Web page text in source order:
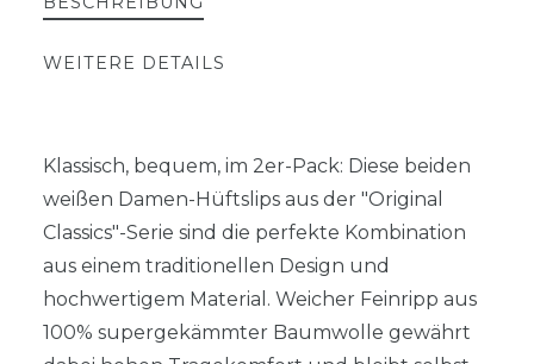
WEITERE DETAILS
Klassisch, bequem, im 2er-Pack: Diese beiden
weißen Damen-Hüftslips aus der "Original
Classics"-Serie sind die perfekte Kombination
aus einem traditionellen Design und
hochwertigem Material. Weicher Feinripp aus
100% supergekämmter Baumwolle gewährt